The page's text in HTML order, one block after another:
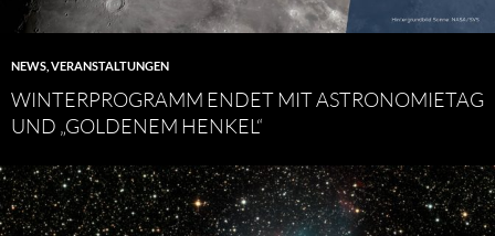
NEWS VERANSTALTUNGEN
WINTERPROGRAMM ENDET MIT ASTRONOMIETAG
UND „GOLDENEM HENKEL“